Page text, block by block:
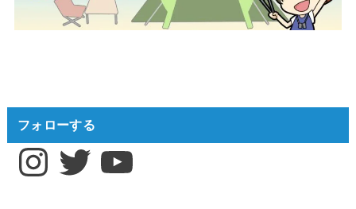
フォローする
InstagramTwitter YouTube